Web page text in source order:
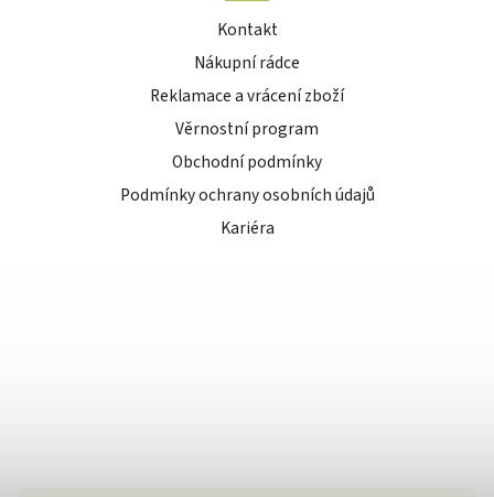
Kontakt
Nákupní rádce
Reklamace a vrácení zboží
Věrnostní program
Obchodní podmínky
Podmínky ochrany osobních údajů
Kariéra